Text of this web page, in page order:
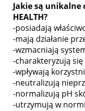
Jakie są unikalne
HEALTH?
-posiadają
-mają działanie
-wzmacniają
-charakteryzują
-wpływają
-neutralizują
-normalizują pH
-utrzymują w